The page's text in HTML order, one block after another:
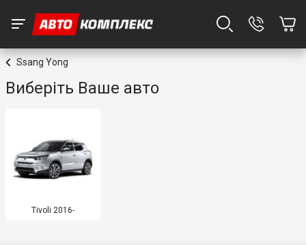
Ssang Yong
Виберіть Ваше авто
Tivoli 2016-